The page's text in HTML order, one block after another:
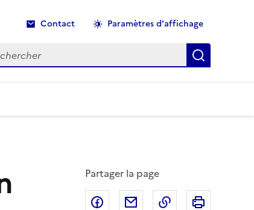
Contact Paramètres d'affichage
Recherche
Partager la page
Partager sur Facebook
Partager par email
Copier dans le